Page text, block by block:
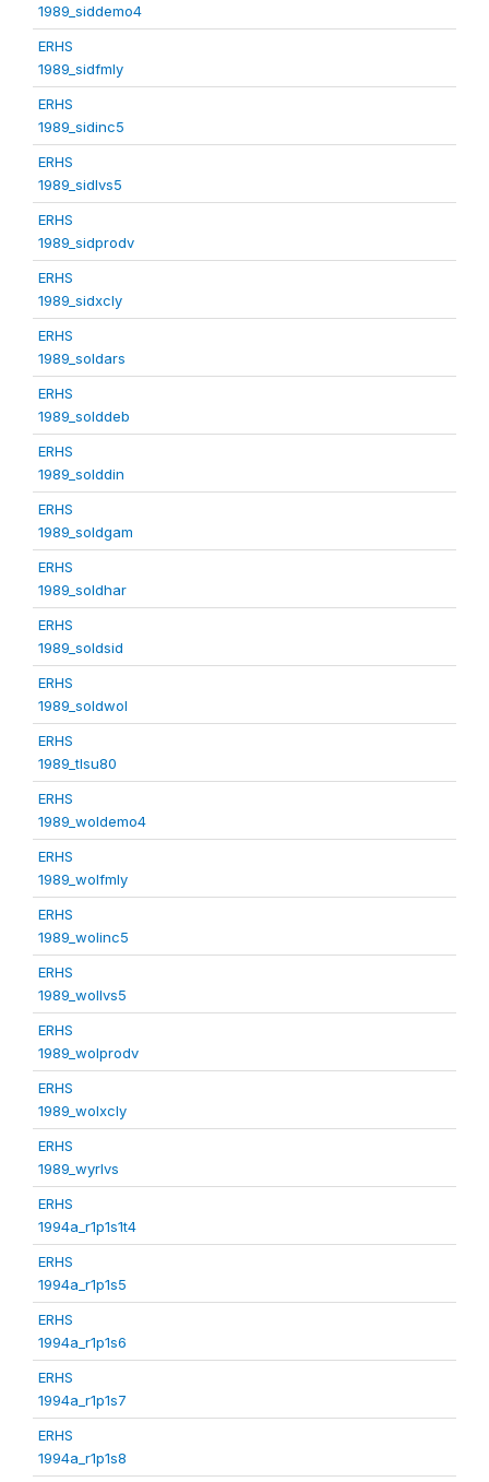
1989_siddemo4
ERHS
1989_sidfmly
ERHS
1989_sidinc5
ERHS
1989_sidlvs5
ERHS
1989_sidprodv
ERHS
1989_sidxcly
ERHS
1989_soldars
ERHS
1989_solddeb
ERHS
1989_solddin
ERHS
1989_soldgam
ERHS
1989_soldhar
ERHS
1989_soldsid
ERHS
1989_soldwol
ERHS
1989_tlsu80
ERHS
1989_woldemo4
ERHS
1989_wolfmly
ERHS
1989_wolinc5
ERHS
1989_wollvs5
ERHS
1989_wolprodv
ERHS
1989_wolxcly
ERHS
1989_wyrlvs
ERHS
1994a_r1p1s1t4
ERHS
1994a_r1p1s5
ERHS
1994a_r1p1s6
ERHS
1994a_r1p1s7
ERHS
1994a_r1p1s8